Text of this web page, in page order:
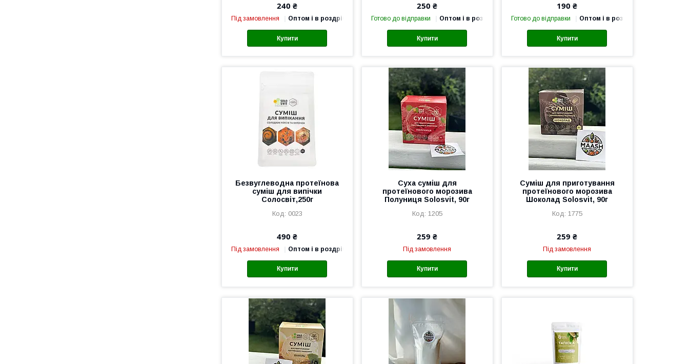
240 ₴
Під замовлення Оптом і в роздріб
Купити
250 ₴
Готово до відправки Оптом і в роздріб
Купити
190 ₴
Готово до відправки Оптом і в роздріб
Купити
Безвуглеводна протеїнова
суміш для випічки
Солосвіт,250г
0023
490 ₴
Під замовлення Оптом і в роздріб
Купити
Суха суміш для
протеїнового морозива
Полуниця Solosvit, 90г
1205
259 ₴
Під замовлення
Купити
Суміш для приготування
протеїнового морозива
Шоколад Solosvit, 90г
1775
259 ₴
Під замовлення
Купити